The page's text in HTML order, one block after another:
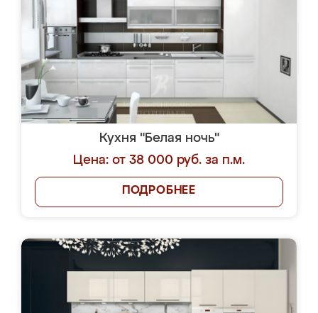
Кухня "Белая ночь"
Цена: от 38 000 руб. за п.м.
ПОДРОБНЕЕ